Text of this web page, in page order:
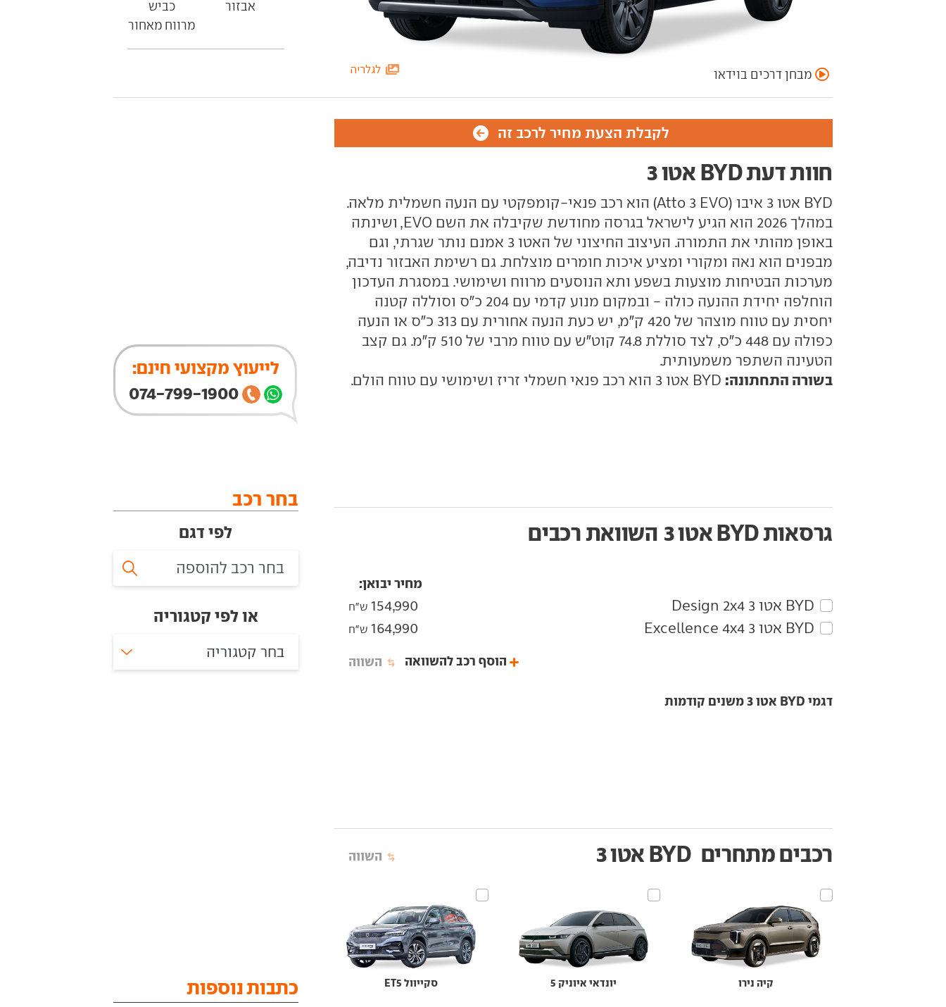
לגלריה מבחן דרכים בוידאו
אבזור
כביש
מרווח מאחור
לקבלת הצעת מחיר לרכב זה
חוות דעת BYD אטו 3
BYD אטו 3 איבו (Atto 3 EVO) הוא רכב פנאי-קומפקטי עם הנעה חשמלית מלאה.
במהלך 2026 הוא הגיע לישראל בגרסה מחודשת שקיבלה את השם EVO, ושינתה
באופן מהותי את התמורה. העיצוב החיצוני של האטו 3 אמנם נותר שגרתי, וגם
מבפנים הוא נאה ומקורי ומציע איכות חומרים מוצלחת. גם רשימת האבזור נדיבה,
מערכות הבטיחות מוצעות בשפע ותא הנוסעים מרווח ושימושי. במסגרת העדכון
הוחלפה יחידת ההנעה כולה - ובמקום מנוע קדמי עם 204 כ"ס וסוללה קטנה
יחסית עם טווח מוצהר של 420 ק"מ, יש כעת הנעה אחורית עם 313 כ"ס או הנעה
כפולה עם 448 כ"ס, לצד סוללת 74.8 קוט"ש עם טווח מרבי של 510 ק"מ. גם קצב
הטעינה השתפר משמעותית.
בשורה התחתונה:
גרסאות BYD אטו 3 השוואת רכבים
מחיר יבואן:
BYD‏ אטו 3‏ Design 2x4 154,990 ש"ח
BYD‏ אטו 3‏ Excellence 4x4 164,990 ש"ח
השווה הוסף רכב להשוואה
דגמי BYD אטו 3 משנים קודמות
רכבים מתחרים BYD אטו 3 השווה
קיה נירו יונדאי איוניק 5 סקייוול ET5
לייעוץ מקצועי חינם:
074-799-1900
בחר רכב
לפי דגם
או לפי קטגוריה
בחר קטגוריה
כתבות נוספות